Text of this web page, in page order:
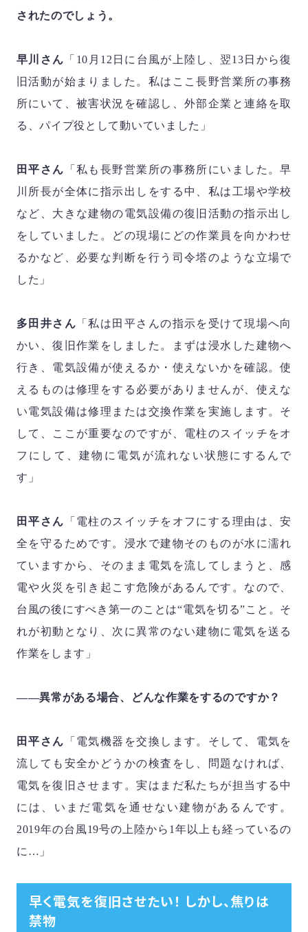
されたのでしょう。
早川さん 「 10 月 12 日に台風が上陸し、翌13 日から復
旧活動が始まりました。私はここ長野営業所の事務
所にいて、被害状況を確認し、外部企業と連絡を取
る、パイプ役として動いていました」
田平さん 「私も長野営業所の事務所にいました。早
川所長が全体に指示出しをする中、私は工場や学校
など、大きな建物の電気設備の復旧活動の指示出し
をしていました。どの現場にどの作業員を向かわせ
るかなど、必要な判断を行う司令塔のような立場で
した」
多田井さん 「私は田平さんの指示を受けて現場へ向
かい、復旧作業をしました。まずは浸水した建物へ
行き、電気設備が使えるか・使えないかを確認。使
えるものは修理をする必要がありませんが、使えな
い電気設備は修理または交換作業を実施します。そ
して、ここが重要なのですが、電柱のスイッチをオ
フにして、建物に電気が流れない状態にするんで
す」
田平さん 「電柱のスイッチをオフにする理由は、安
全を守るためです。浸水で建物そのものが水に濡れ
ていますから、そのまま電気を流してしまうと、感
電や火災を引き起こす危険があるんです。なので、
台風の後にすべき第一のことは“電気を切る”こと。そ
れが初動となり、次に異常のない建物に電気を送る
作業をします」
――異常がある場合、どんな作業をするのですか？
田平さん 「電気機器を交換します。そして、電気を
流しても安全かどうかの検査をし、問題なければ、
電気を復旧させます。実はまだ私たちが担当する中
には、いまだ電気を通せない建物があるんです。
2019年の台風19号の上陸から 1 年以上も経っているの
に…」
早く電気を復旧させたい！ しかし、焦りは
禁物